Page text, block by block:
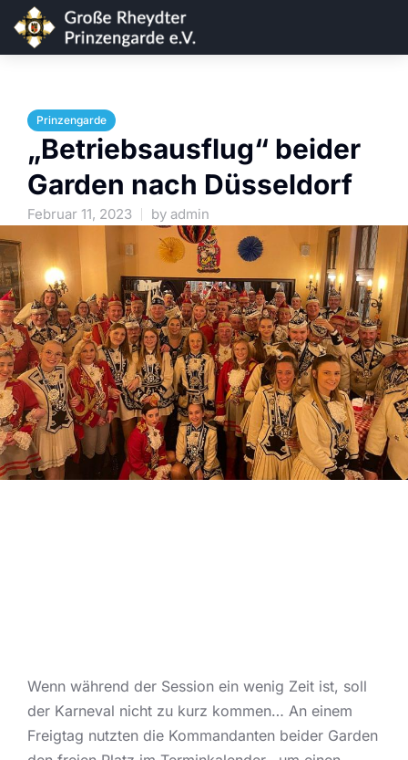
Prinzengarde
„Betriebsausflug“ beider
Garden nach Düsseldorf
Februar 11, 2023 by admin
Wenn während der Session ein wenig Zeit ist, soll
der Karneval nicht zu kurz kommen… An einem
Freigtag nutzten die Kommandanten beider Garden